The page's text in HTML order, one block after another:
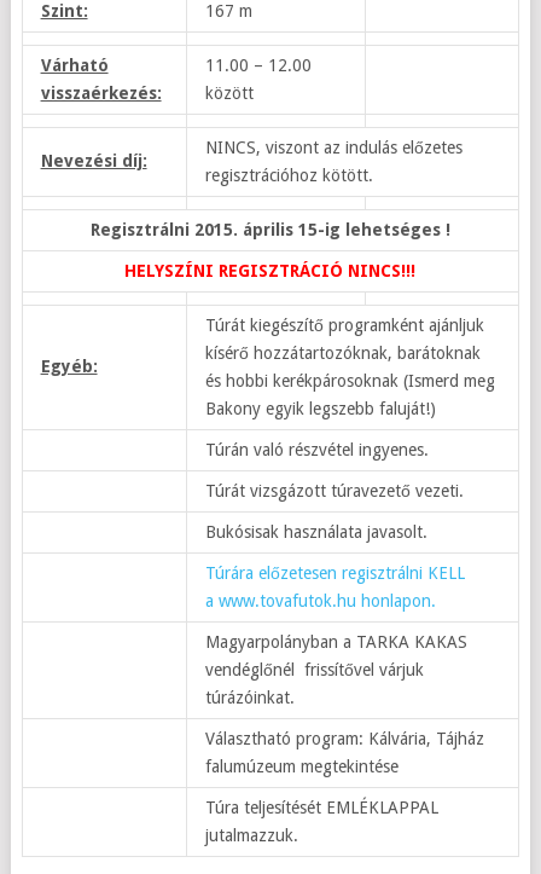
Szint: 167 m
Várható
visszaérkezés:
11.00 – 12.00
között
Nevezési díj:
NINCS, viszont az indulás előzetes
regisztrációhoz kötött.
Regisztrálni 2015. április 15-ig lehetséges !
HELYSZÍNI REGISZTRÁCIÓ NINCS!!!
Egyéb:
Túrát kiegészítő programként ajánljuk
kísérő hozzátartozóknak, barátoknak
és hobbi kerékpárosoknak (Ismerd meg
Bakony egyik legszebb faluját!)
Túrán való részvétel ingyenes.
Túrát vizsgázott túravezető vezeti.
Bukósisak használata javasolt.
Túrára előzetesen regisztrálni KELL
a www.tovafutok.hu honlapon.
Magyarpolányban a TARKA KAKAS
vendéglőnél frissítővel várjuk
túrázóinkat.
Választható program: Kálvária, Tájház
falumúzeum megtekintése
Túra teljesítését EMLÉKLAPPAL
jutalmazzuk.